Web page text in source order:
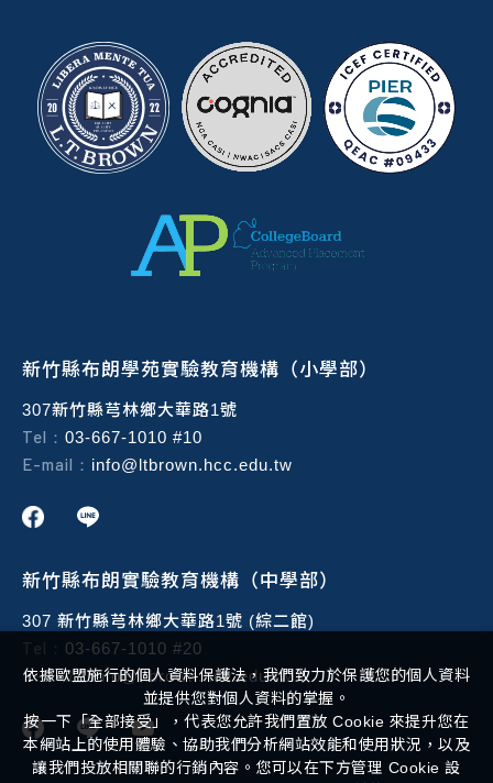
新竹縣布朗學苑實驗教育機構（小學部）
307新竹縣芎林鄉大華路1號
Tel： 03-667-1010 #10
E-mail： info@ltbrown.hcc.edu.tw
新竹縣布朗實驗教育機構（中學部）
307 新竹縣芎林鄉大華路1號 (綜二館)
Tel： 03-667-1010 #20
E-mail：info@ltbrown.hcc.edu.tw
依據歐盟施行的個人資料保護法，我們致力於保護您的個人資料
並提供您對個人資料的掌握。
按一下「全部接受」，代表您允許我們置放 Cookie 來提升您在
本網站上的使用體驗、協助我們分析網站效能和使用狀況，以及
讓我們投放相關聯的行銷內容。您可以在下方管理 Cookie 設